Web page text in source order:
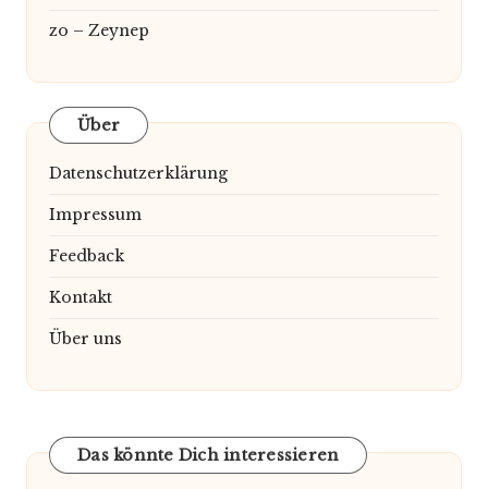
zo – Zeynep
Über
Datenschutzerklärung
Impressum
Feedback
Kontakt
Über uns
Das könnte Dich interessieren